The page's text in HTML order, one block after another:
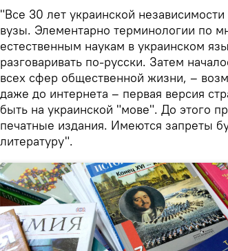
"Все 30 лет украинской
вузы. Элементарно терминологии по
естественным наукам в украинском
разговаривать по-русски. Затем
всех сфер общественной жизни, –
даже до интернета – первая версия
быть на украинской "мове". До этого
печатные издания. Имеются запреты
литературу".